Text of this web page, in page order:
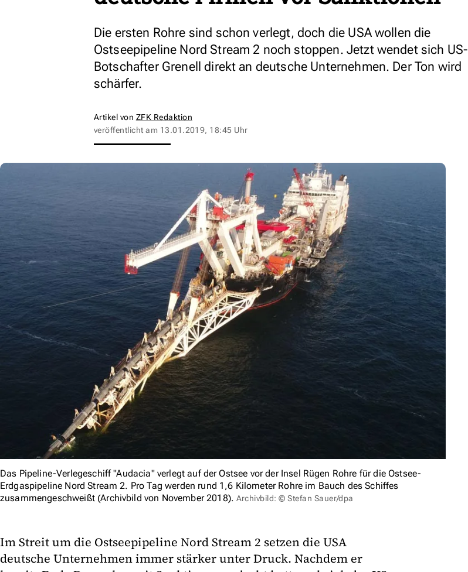
Die ersten Rohre sind schon verlegt, doch die USA wollen die
Ostseepipeline Nord Stream 2 noch stoppen. Jetzt wendet sich US-
Botschafter Grenell direkt an deutsche Unternehmen. Der Ton wird
schärfer.
Artikel von ZFK Redaktion
veröffentlicht am 13.01.2019, 18:45 Uhr
Das Pipeline-Verlegeschiff "Audacia" verlegt auf der Ostsee vor der Insel Rügen Rohre für die Ostsee-
Erdgaspipeline Nord Stream 2. Pro Tag werden rund 1,6 Kilometer Rohre im Bauch des Schiffes
zusammengeschweißt (Archivbild von November 2018). Archivbild: © Stefan Sauer/dpa
Im Streit um die Ostseepipeline Nord Stream 2 setzen die USA
deutsche Unternehmen immer stärker unter Druck. Nachdem er